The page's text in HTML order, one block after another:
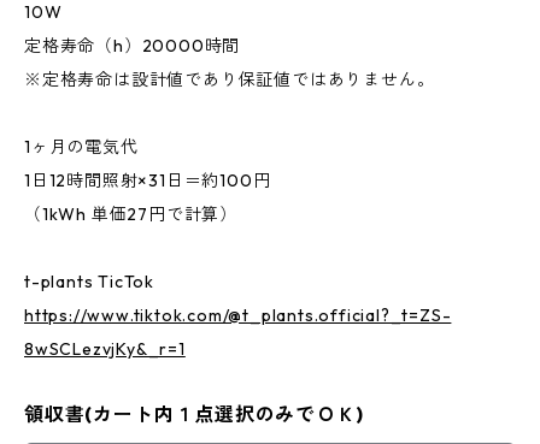
10W
定格寿命（h）20000時間
※定格寿命は設計値であり保証値ではありません。
1ヶ月の電気代
1日12時間照射×31日＝約100円
（1kWh 単価27円で計算）
t-plants TicTok
https://www.tiktok.com/@t_plants.official?_t=ZS-
8wSCLezvjKy&_r=1
領収書(カート内１点選択のみでＯＫ)